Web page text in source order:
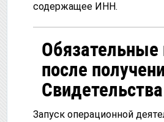
содержащее ИНН.
Обязательные
после
Свидетельства
Запуск операционной